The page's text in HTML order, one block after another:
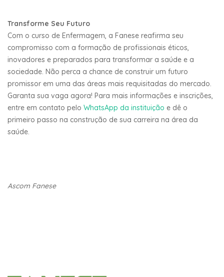
Transforme Seu Futuro
Com o curso de Enfermagem, a Fanese reafirma seu
compromisso com a formação de profissionais éticos,
inovadores e preparados para transformar a saúde e a
sociedade. Não perca a chance de construir um futuro
promissor em uma das áreas mais requisitadas do mercado.
Garanta sua vaga agora! Para mais informações e inscrições,
entre em contato pelo WhatsApp da instituição e dê o
primeiro passo na construção de sua carreira na área da
saúde.
Ascom Fanese